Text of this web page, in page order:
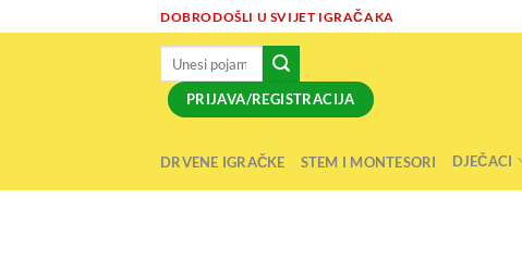
to
DOBRODOŠLI U SVIJET IGRAČAKA
PRIJAVA/REGISTRACIJA
DRVENE IGRAČKE STEM I MONTESORI DJEČACI